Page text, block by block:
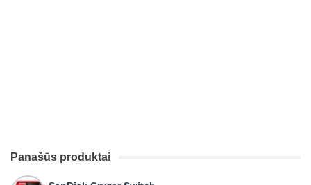
Panašūs produktai